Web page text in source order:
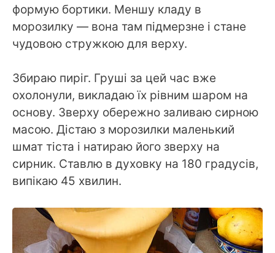
формую бортики. Меншу кладу в
морозилку — вона там підмерзне і стане
чудовою стружкою для верху.
Збираю пиріг. Груші за цей час вже
охолонули, викладаю їх рівним шаром на
основу. Зверху обережно заливаю сирною
масою. Дістаю з морозилки маленький
шмат тіста і натираю його зверху на
сирник. Ставлю в духовку на 180 градусів,
випікаю 45 хвилин.